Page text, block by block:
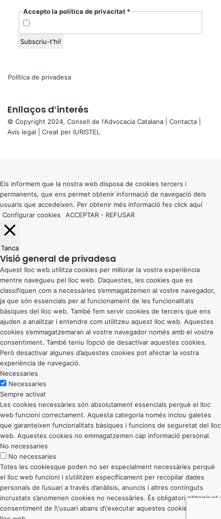
Accepto la política de privacitat *
Política de privadesa
Enllaços d’interés
© Copyright 2024, Consell de l'Advocacia Catalana | Contacta
Avís legal | Creat per IURISTEL
button
Els informem que la nostra web disposa de cookies tercers i
permanents, que ens permet obtenir informació de navegació dels
usuaris que accedeixen. Per obtenir més informació fes click aquí
Configurar cookies
ACCEPTAR - REFUSAR
Tanca
Visió general de privadesa
Aquest lloc web utilitza cookies per millorar la vostra experiència
mentre navegueu pel lloc web. D’aquestes, les cookies que es
classifiquen com a necessàries s’emmagatzemen al vostre navegador,
ja que són essencials per al funcionament de les funcionalitats
bàsiques del lloc web. També fem servir cookies de tercers que ens
ajuden a analitzar i entendre com utilitzeu aquest lloc web. Aquestes
cookies s’emmagatzemaran al vostre navegador només amb el vostre
consentiment. També teniu l’opció de desactivar aquestes cookies.
Però desactivar algunes d’aquestes cookies pot afectar la vostra
experiència de navegació.
Necessaries
Necessaries
Sempre activat
Les cookies necessàries són absolutament essencials perquè el lloc
web funcioni correctament. Aquesta categoria només inclou galetes
que garanteixen funcionalitats bàsiques i funcions de seguretat del lloc
web. Aquestes cookies no emmagatzemen cap informació personal.
No necessaries
No necessaries
Totes les cookiesque poden no ser especialment necessàries perquè
el lloc web funcioni i s’utilitzen específicament per recopilar dades
personals de l’usuari a través d’anàlisis, anuncis i altres continguts
incrustats s’anomenen cookies no necessàries. És obligatori obtenir el
consentiment de l\'usuari abans d\'executar aquestes cookies al vostre